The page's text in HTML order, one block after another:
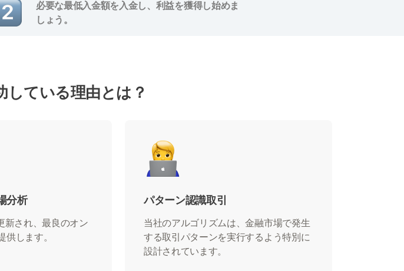
必要な最低入金額を入金し、利益を獲得し始めま
しょう。
している理由とは？
分析
新され、最良のオン
します。
パターン認識取引
当社のアルゴリズムは、金融市場で発生
する取引パターンを実行するよう特別に
設計されています。